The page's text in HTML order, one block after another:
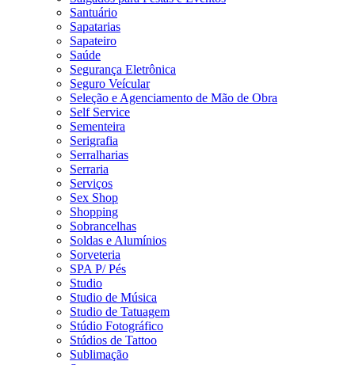
Santuário
Sapatarias
Sapateiro
Saúde
Segurança Eletrônica
Seguro Veícular
Seleção e Agenciamento de Mão de Obra
Self Service
Sementeira
Serigrafia
Serralharias
Serraria
Serviços
Sex Shop
Shopping
Sobrancelhas
Soldas e Alumínios
Sorveteria
SPA P/ Pés
Studio
Studio de Música
Studio de Tatuagem
Stúdio Fotográfico
Stúdios de Tattoo
Sublimação